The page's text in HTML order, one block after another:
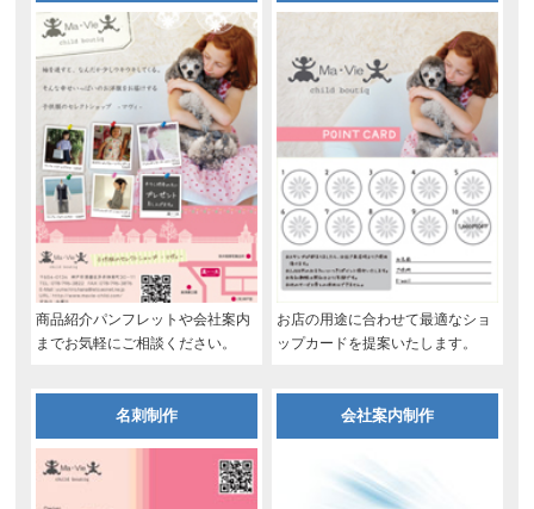
商品紹介パンフレットや会社案内
までお気軽にご相談ください。
お店の用途に合わせて最適なショ
ップカードを提案いたします。
名刺制作 会社案内制作